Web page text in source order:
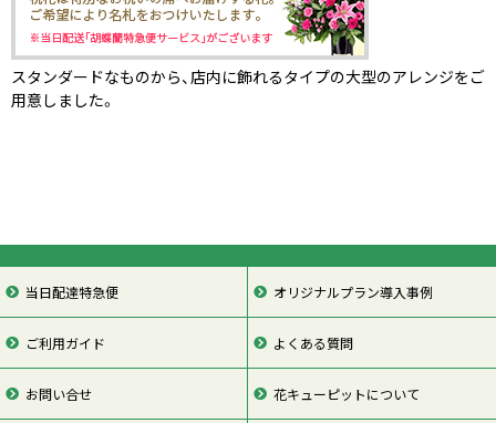
スタンダードなものから、店内に飾れるタイプの大型のアレンジをご
用意しました。
当日配達特急便 オリジナルプラン導入事例
ご利用ガイド よくある質問
お問い合せ 花キューピットについて